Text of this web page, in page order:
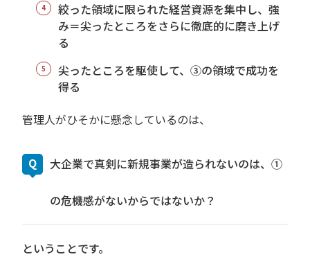
絞った領域に限られた経営資源を集中し、強
み＝尖ったところをさらに徹底的に磨き上げ
る
尖ったところを駆使して、③の領域で成功を
得る
管理人がひそかに懸念しているのは、
大企業で真剣に新規事業が造られないのは、①
の危機感がないからではないか？
ということです。